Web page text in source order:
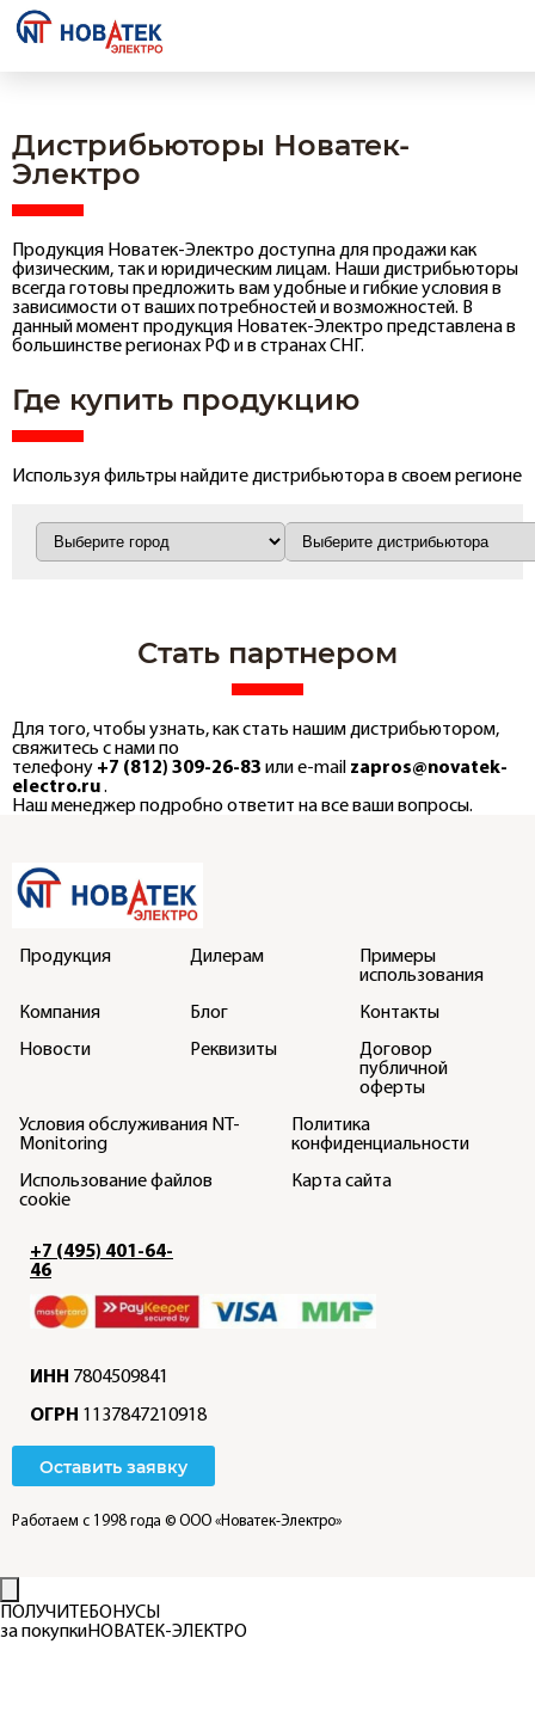
Дистрибьюторы Новатек-
Электро
Продукция Новатек-Электро доступна для продажи как
физическим, так и юридическим лицам. Наши дистрибьюторы
всегда готовы предложить вам удобные и гибкие условия в
зависимости от ваших потребностей и возможностей. В
данный момент продукция Новатек-Электро представлена в
большинстве регионах РФ и в странах СНГ.
Где купить продукцию
Используя фильтры найдите дистрибьютора в своем регионе
Стать партнером
Для того, чтобы узнать, как стать нашим дистрибьютором,
свяжитесь с нами по
телефону +7 (812) 309-26-83 или e-mail zapros@novatek-
electro.ru.
Наш менеджер подробно ответит на все ваши вопросы.
Продукция Дилерам
Примеры
использования
Компания
Блог
Контакты
Новости
Реквизиты
Договор
публичной
оферты
Условия обслуживания NT-
Monitoring
Политика
конфиденциальности
Использование файлов
cookie
Карта сайта
+7 (495) 401-64-
46
ИНН 7804509841
ОГРН 1137847210918
Оставить заявку
Работаем с 1998 года © ООО «Новатек-Электро»
ПОЛУЧИТЕБОНУСЫ
за покупкиНОВАТЕК-ЭЛЕКТРО